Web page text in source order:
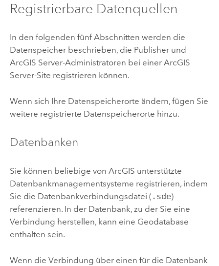
Registrierbare Datenquellen
In den folgenden fünf Abschnitten werden die
Datenspeicher beschrieben, die Publisher und
ArcGIS Server-Administratoren bei einer ArcGIS
Server-Site registrieren können.
Wenn sich Ihre Datenspeicherorte ändern, fügen Sie
weitere registrierte Datenspeicherorte hinzu.
Datenbanken
Sie können beliebige von ArcGIS unterstützte
Datenbankmanagementsysteme registrieren, indem
Sie die Datenbankverbindungsdatei ( .sde)
referenzieren. In der Datenbank, zu der Sie eine
Verbindung herstellen, kann eine Geodatabase
enthalten sein.
Wenn die Verbindung über einen für die Datenbank